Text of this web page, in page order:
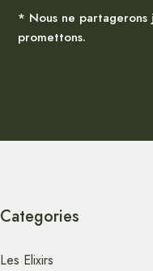
* Nous ne partagerons
promettons.
Categories
Les Elixirs